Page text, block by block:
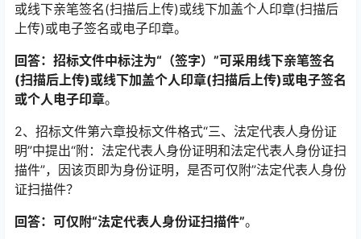
或线下亲笔签名(扫描后上传)或线下加盖个人印章(扫描后
上传)或电子签名或电子印章。
回答：招标文件中标注为“（签字）”可采用线下亲笔签名
(扫描后上传)或线下加盖个人印章(扫描后上传)或电子签名
或个人电子印章。
2、招标文件第六章投标文件格式“三、法定代表人身份证
明”中提出“附：法定代表人身份证明和法定代表人身份证扫
描件”，因该页即为身份证明，是否可仅附”法定代表人身份
证扫描件？
回答： 可仅附“法定代表人身份证扫描件”。